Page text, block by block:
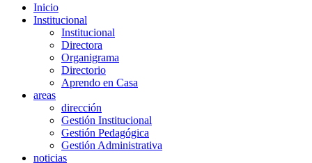
Inicio
Institucional
Institucional
Directora
Organigrama
Directorio
Aprendo en Casa
areas
dirección
Gestión Institucional
Gestión Pedagógica
Gestión Administrativa
noticias